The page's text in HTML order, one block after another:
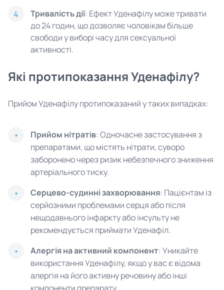
4 Тривалість дії: Ефект Уденафілу може тривати
до 24 годин, що дозволяє чоловікам більше
свободи у виборі часу для сексуальної
активності.
Які протипоказання Уденафілу?
Прийом Уденафілу протипоказаний у таких випадках:
Прийом нітратів: Одночасне застосування з
препаратами, що містять нітрати, суворо
заборонено через ризик небезпечного зниження
артеріального тиску.
Серцево-судинні захворювання: Пацієнтам із
серйозними проблемами серця або після
нещодавнього інфаркту або інсульту не
рекомендується приймати Уденафіл.
Алергія на активний компонент: Уникайте
використання Уденафілу, якщо у вас є відома
алергія на його активну речовину або інші